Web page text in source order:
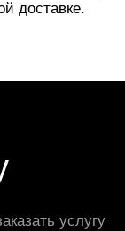
доставке.
услугу